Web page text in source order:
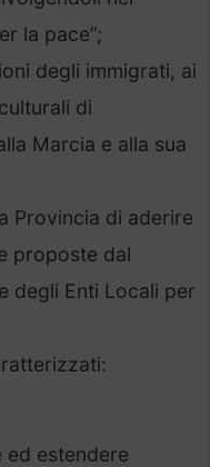
la pace”;
degli immigrati, ai
di
Marcia e alla sua
Provincia di aderire
proposte dal
degli Enti Locali per
estendere